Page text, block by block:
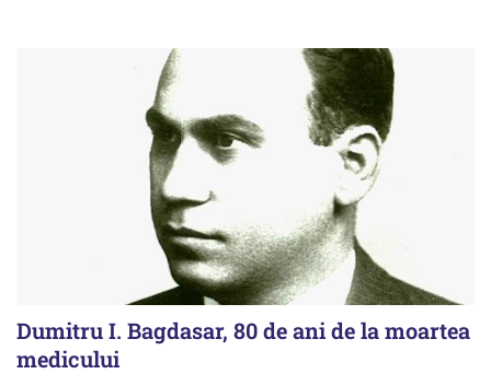
Dumitru I. Bagdasar, 80 de ani de la moartea
medicului